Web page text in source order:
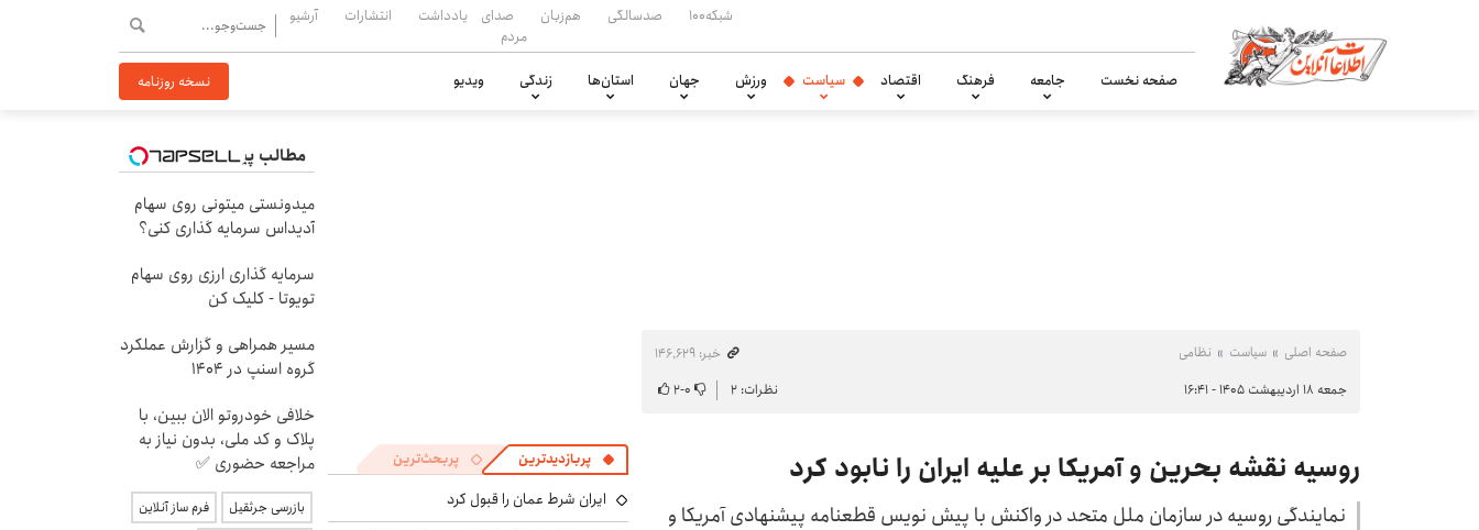
شبکه۱۰۰ صدسالگی هم‌زبان
صدای
مردم
یادداشت انتشارات آرشیو
صفحه نخست جامعه فرهنگ اقتصاد سیاست ورزش جهان استان‌ها زندگی ویدیو نسخه روزنامه
صفحه اصلی سیاست نظامی
خبر: ۱۴۶٬۶۲۹
جمعه ۱۸ اردیبهشت ۱۴۰۵ - ۱۶:۴۱
نظرات: ۲ ۰-۲
روسیه نقشه بحرین و آمریکا بر علیه ایران را نابود کرد
نمایندگی روسیه در سازمان ملل متحد در واکنش با پیش نویس قطعنامه پیشنهادی آمریکا و
پربازدیدترین پربحث‌ترین
ایران شرط عمان را قبول کرد
مطالب پیشنهادی
میدونستی میتونی روی سهام
آدیداس سرمایه گذاری کنی؟
سرمایه گذاری ارزی روی سهام
تویوتا - کلیک کن
مسیر همراهی و گزارش عملکرد
گروه اسنپ در ۱۴۰۴
خلافی خودروتو الان ببین، با
پلاک و کد ملی، بدون نیاز به
مراجعه حضوری ✅
بازرسی جرثقیل
فرم ساز آنلاین